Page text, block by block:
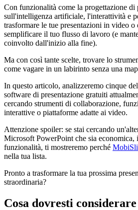
Con funzionalità come la progettazione di
sull'intelligenza artificiale, l'interattività e
trasformare le tue presentazioni in video
semplificare il tuo flusso di lavoro (e
coinvolto dall'inizio alla fine).
Ma con così tante scelte, trovare lo
come vagare in un labirinto senza una
In questo articolo, analizzeremo cinque
software di presentazione gratuiti
cercando strumenti di collaborazione,
interattive o piattaforme adatte ai video.
Attenzione spoiler: se stai cercando
Microsoft PowerPoint che sia economica,
funzionalità, ti mostreremo perché
nella tua lista.
Pronto a trasformare la tua prossima
straordinaria?
Cosa dovresti considerare